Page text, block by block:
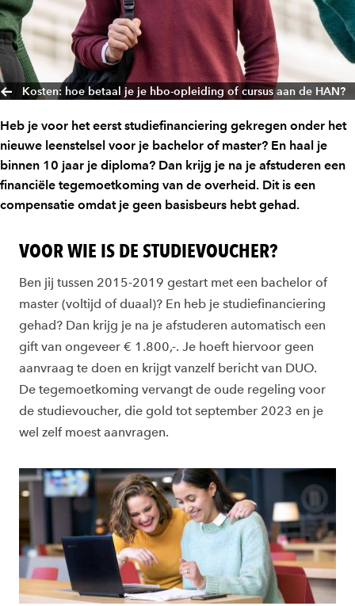
Kosten: hoe betaal je je hbo-opleiding of cursus aan de HAN?
Heb je voor het eerst studiefinanciering gekregen onder het
nieuwe leenstelsel voor je bachelor of master? En haal je
binnen 10 jaar je diploma? Dan krijg je na je afstuderen een
financiële tegemoetkoming van de overheid. Dit is een
compensatie omdat je geen basisbeurs hebt gehad.
VOOR WIE IS DE STUDIEVOUCHER?
Ben jij tussen 2015-2019 gestart met een bachelor of
master (voltijd of duaal)? En heb je studiefinanciering
gehad? Dan krijg je na je afstuderen automatisch een
gift van ongeveer € 1.800,-. Je hoeft hiervoor geen
aanvraag te doen en krijgt vanzelf bericht van DUO.
De tegemoetkoming vervangt de oude regeling voor
de studievoucher, die gold tot september 2023 en je
wel zelf moest aanvragen.